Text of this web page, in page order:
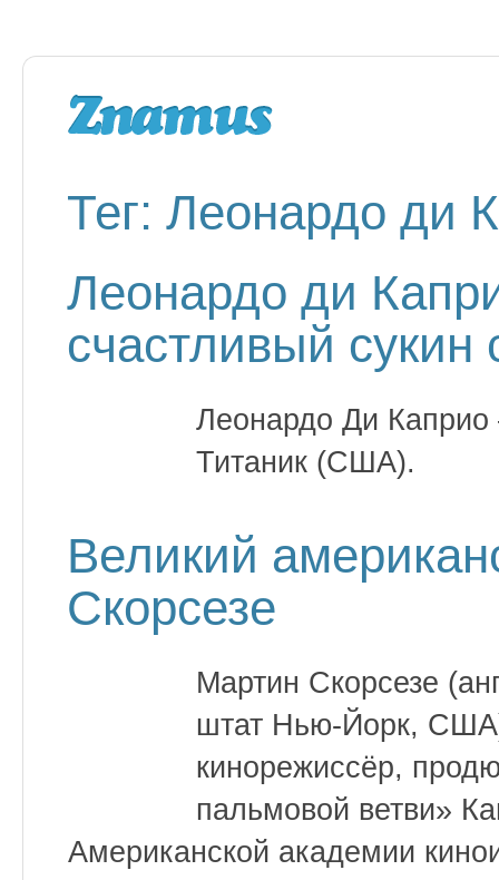
Тег: Леонардо ди
Леонардо ди
счастливый сукин
Леонардо Ди
Титаник (США).
Великий
Скорсезе
Мартин Скорсезе
штат Нью-Йорк,
кинорежиссёр,
пальмовой ветви»
Американской академии